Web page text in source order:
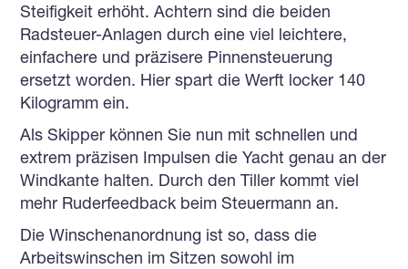
Steifigkeit erhöht. Achtern sind die beiden
Radsteuer-Anlagen durch eine viel leichtere,
einfachere und präzisere Pinnensteuerung
ersetzt worden. Hier spart die Werft locker 140
Kilogramm ein.
Als Skipper können Sie nun mit schnellen und
extrem präzisen Impulsen die Yacht genau an der
Windkante halten. Durch den Tiller kommt viel
mehr Ruderfeedback beim Steuermann an.
Die Winschenanordnung ist so, dass die
Arbeitswinschen im Sitzen sowohl im